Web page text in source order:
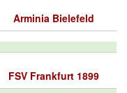
Arminia Bielefeld
FSV Frankfurt 1899